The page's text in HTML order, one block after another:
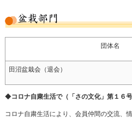
団体名
田沼盆栽会（退会）
◆コロナ自粛生活で（「さの文化」第１６号
コロナ自粛生活により、会員仲間の交流、